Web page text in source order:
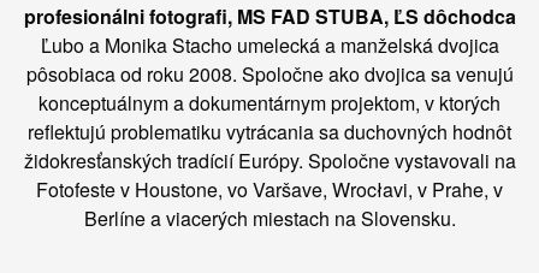
profesionálni fotografi, MS FAD STUBA, ĽS dôchodca
Ľubo a Monika Stacho umelecká a manželská dvojica
pôsobiaca od roku 2008. Spoločne ako dvojica sa venujú
konceptuálnym a dokumentárnym projektom, v ktorých
reflektujú problematiku vytrácania sa duchovných hodnôt
židokresťanských tradícií Európy. Spoločne vystavovali na
Fotofeste v Houstone, vo Varšave, Wrocłavi, v Prahe, v
Berlíne a viacerých miestach na Slovensku.